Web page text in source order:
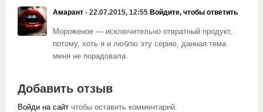
Амарант - 22.07.2015, 12:55 Войдите, чтобы ответить
Мороженое — исключительно отвратный продукт,
потому, хоть я и люблю эту серию, данная тема
меня не порадовала.
Добавить отзыв
Войди на сайт чтобы оставить комментарий.